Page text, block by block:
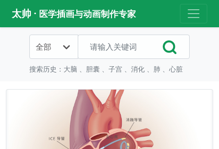
太帅 · 医学插画与动画制作专家
全部
搜索历史： 大脑 、 胆囊 、 子宫 、 消化 、 肺 、 心脏